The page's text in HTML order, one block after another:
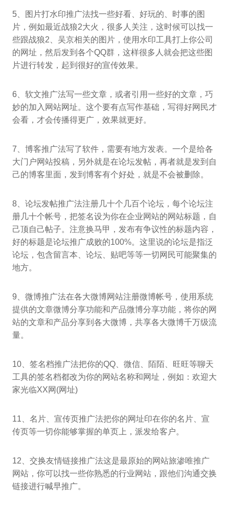
5、图片打水印推广法找一些好看、好玩的、时事的图
片，例如最近战狼2大火，很多人关注，这时候可以找一
些跟战狼2、吴京相关的图片，使用水印工具打上你公司
的网址，然后发到各个QQ群，这样很多人就会把这些图
片进行转发，起到很好的宣传效果。
6、软文推广法写一些文章，或者引用一些好的文章，巧
妙的加入网站网址。这个要有点写作基础，写得好网民才
会看，才会传播得更广，效果就更好。
7、博客推广法写了软件，需要有地方发表。一个是给各
大门户网站投稿，另外就是在论坛发帖，再者就是发到自
己的博客里面，发到博客有个好处，就是不会被删除。
8、论坛发帖推广法注册几十个几百个论坛，每个论坛注
册几十个帐号，把签名设为你在企业网站的网站标题，自
己顶自己帖子。注意换马甲，发布有争议性的标题内容，
好的标题是论坛推广成败的100%。这里说的论坛是指泛
论坛，包含留言本、论坛、贴吧等等一切网民可能聚集的
地方。
9、微博推广法在各大微博网站注册微博帐号，使用系统
提供的文章微博分享功能和产品微博分享功能，将你的网
站的文章和产品分享到各大微博，共享各大微博千万级流
量。
10、签名档推广法把你的QQ、微信、陌陌、旺旺等聊天
工具的签名档都改为你的网站名称和网址，例如：欢迎大
家光临XX网(网址)
11、名片、宣传页推广法把你的网址印在你的名片、宣
传页等一切你能够掌握的单页上，派发给客户。
12、交换友情链接推广法这是最原始的网站旅渗唯推广
网站，你可以找一些你熟悉的行业网站，跟他们沟通交换
链接进行喊早推广。